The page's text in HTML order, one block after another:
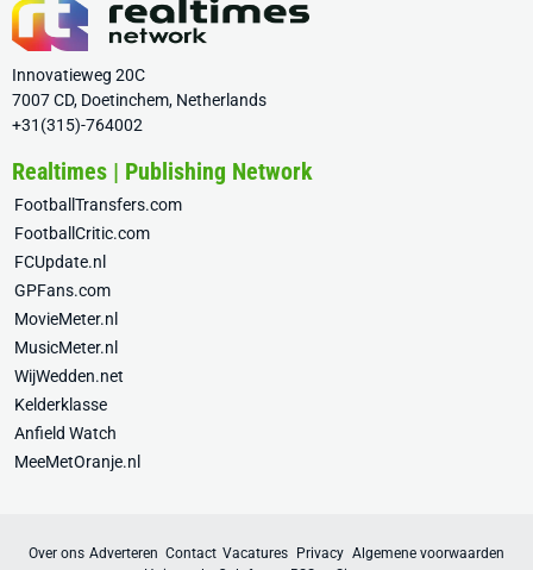
Innovatieweg 20C
7007 CD, Doetinchem, Netherlands
+31(315)-764002
Realtimes | Publishing Network
FootballTransfers.com
FootballCritic.com
FCUpdate.nl
GPFans.com
MovieMeter.nl
MusicMeter.nl
WijWedden.net
Kelderklasse
Anfield Watch
MeeMetOranje.nl
Over ons Adverteren Contact Vacatures Privacy Algemene voorwaarden